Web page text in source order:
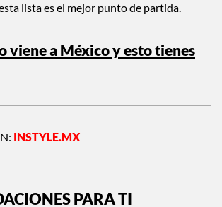
lista es el mejor punto de partida.
viene a México y esto tienes
INSTYLE.MX
PARA TI